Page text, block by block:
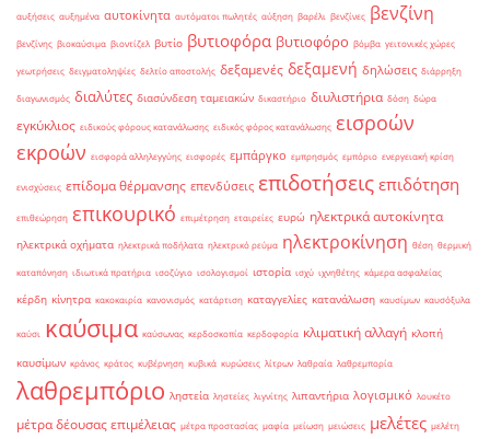
αυξήσεις αυξημένα αυτοκίνητα αυτόματοι πωλητές αύξηση βαρέλι βενζίνες βενζίνη
βενζίνης βιοκαύσιμα βιοντίζελ βυτίο βυτιοφόρα βυτιοφόρο βόμβα γειτονικές χώρες
γεωτρήσεις δειγματοληψίες δελτίο αποστολής δεξαμενές δεξαμενή δηλώσεις διάρρηξη
διαγωνισμός διαλύτες διασύνδεση ταμειακών δικαστήριο διυλιστήρια δόση δώρα
εγκύκλιος ειδικούς φόρους κατανάλωσης ειδικός φόρος κατανάλωσης εισροών
εκροών εισφορά αλληλεγγύης εισφορές εμπάργκο εμπρησμός εμπόριο ενεργειακή κρίση
ενισχύσεις επίδομα θέρμανσης επενδύσεις επιδοτήσεις επιδότηση
επιθεώρηση επικουρικό επιμέτρηση εταιρείες ευρώ ηλεκτρικά αυτοκίνητα
ηλεκτρικά οχήματα ηλεκτρικά ποδήλατα ηλεκτρικό ρεύμα ηλεκτροκίνηση θέση θερμική
καταπόνηση ιδιωτικά πρατήρια ισοζύγιο ισολογισμοί ιστορία ισχύ ιχνηθέτης κάμερα ασφαλείας
κέρδη κίνητρα κακοκαιρία κανονισμός κατάρτιση καταγγελίες κατανάλωση καυσίμων καυσόξυλα
καύσι καύσιμα καύσωνας κερδοσκοπία κερδοφορία κλιματική αλλαγή κλοπή
καυσίμων κράνος κράτος κυβέρνηση κυβικά κυρώσεις λίτρων λαθραία λαθρεμπορία
λαθρεμπόριο ληστεία ληστείες λιγνίτης λιπαντήρια λογισμικό λουκέτο
μέτρα δέουσας επιμέλειας μέτρα προστασίας μαφία μείωση μειώσεις μελέτες μελέτη